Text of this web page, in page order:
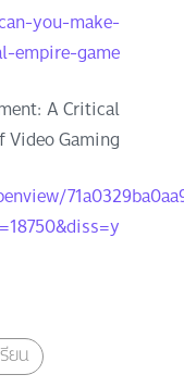
you-make-
empire-game
A Critical
Gaming
ยน